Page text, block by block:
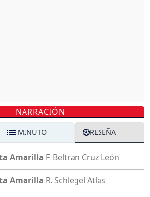
NARRACIÓN
MINUTO RESEÑA
Amarilla F. Beltran Cruz León
Amarilla R. Schlegel Atlas